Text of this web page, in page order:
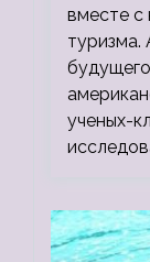
вместе с
туризма.
ученых-